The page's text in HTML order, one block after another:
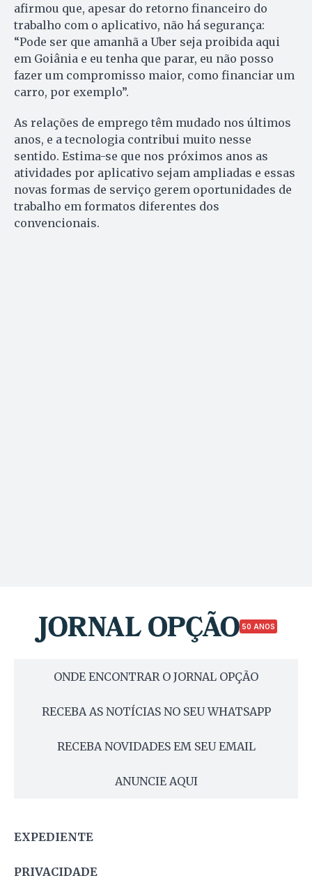
afirmou que, apesar do retorno financeiro do
trabalho com o aplicativo, não há segurança:
“Pode ser que amanhã a Uber seja proibida aqui
em Goiânia e eu tenha que parar, eu não posso
fazer um compromisso maior, como financiar um
carro, por exemplo”.
As relações de emprego têm mudado nos últimos
anos, e a tecnologia contribui muito nesse
sentido. Estima-se que nos próximos anos as
atividades por aplicativo sejam ampliadas e essas
novas formas de serviço gerem oportunidades de
trabalho em formatos diferentes dos
convencionais.
50 ANOS
ONDE ENCONTRAR O JORNAL OPÇÃO
RECEBA AS NOTÍCIAS NO SEU WHATSAPP
RECEBA NOVIDADES EM SEU EMAIL
ANUNCIE AQUI
EXPEDIENTE
PRIVACIDADE